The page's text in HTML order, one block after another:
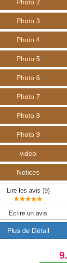
Photo 2
Photo 3
Photo 4
Photo 5
Photo 6
Photo 7
Photo 8
Photo 9
video
Notices
Lire les avis (9)
Ecrire un avis
Plus de Détail